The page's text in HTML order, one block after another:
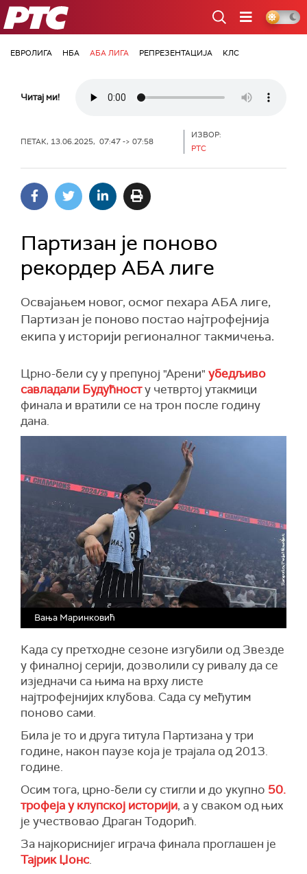
РТС
ЕВРОЛИГА НБА АБА ЛИГА РЕПРЕЗЕНТАЦИЈА КЛС
Читај ми!
ПЕТАК, 13.06.2025, 07:47 -> 07:58
ИЗВОР:
РТС
Партизан је поново
рекордер АБА лиге
Освајањем новог, осмог пехара АБА лиге,
Партизан је поново постао најтрофејнија
екипа у историји регионалног такмичења.
Црно-бели су у препуној "Арени" убедљиво
савладали Будућносту четвртој утакмици
финала и вратили се на трон после годину
дана.
Вања Маринковић
Када су претходне сезоне изгубили од Звезде
у финалној серији, дозволили су ривалу да се
изједначи са њима на врху листе
најтрофејнијих клубова. Сада су међутим
поново сами.
Била је то и друга титула Партизана у три
године, након паузе која је трајала од 2013.
године.
Осим тога, црно-бели су стигли и до укупно 50.
трофеја у клупској историји, а у сваком од њих
је учествовао Драган Тодорић.
За најкориснијег играча финала проглашен је
Тајрик Џонс.